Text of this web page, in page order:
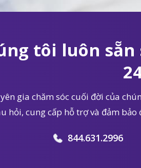
tôi luôn
gia chăm sóc cuối đời của
hỏi, cung cấp hỗ trợ và đảm
844.631.2996